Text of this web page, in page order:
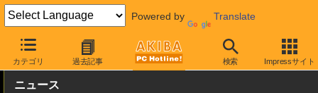
Powered by Translate
カテゴリ 過去記事 検索 Impressサイト
AKIBA PC Hotline! 秋葉原情報 キャンペーン情報 その他
ニュース